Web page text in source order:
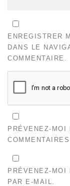
ENREGISTRER
DANS LE
COMMENTAIRE.
PRÉVENEZ-MOI
PRÉVENEZ-MOI
PAR E-MAIL.